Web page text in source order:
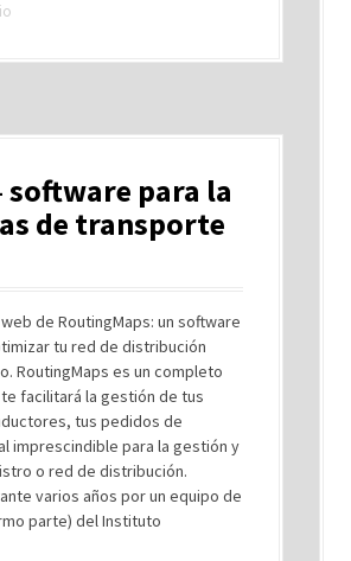
software para la
de transporte
de RoutingMaps: un software
tu red de distribución
RoutingMaps es un completo
facilitará la gestión de tus
tus pedidos de
imprescindible para la gestión y
o red de distribución.
varios años por un equipo de
parte) del Instituto